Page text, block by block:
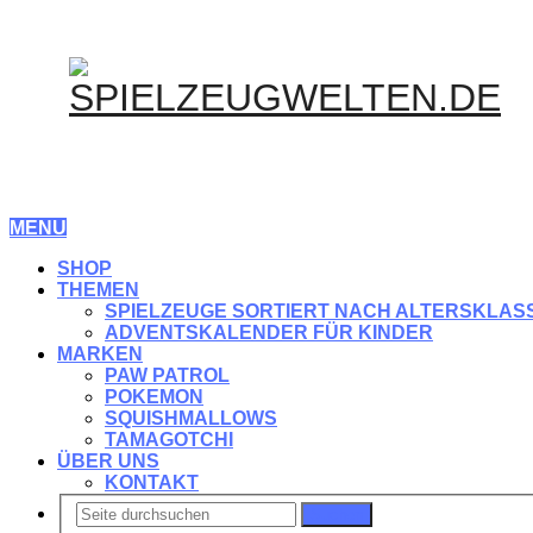
MENU
SHOP
THEMEN
SPIELZEUGE SORTIERT NACH
ADVENTSKALENDER FÜR KINDER
MARKEN
PAW PATROL
POKEMON
SQUISHMALLOWS
TAMAGOTCHI
ÜBER UNS
KONTAKT